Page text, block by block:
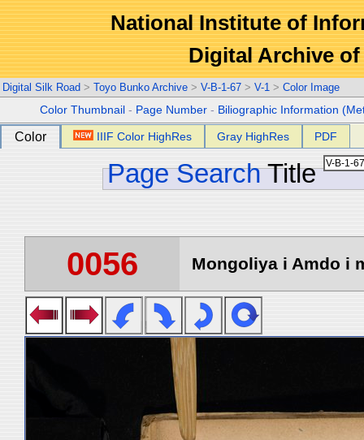
National Institute of
Digital Archive
Digital Silk Road > Toyo Bunko Archive > V-B-1-67 > V-1 > Color Image
Color Thumbnail - Page Number - Biliographic Information
Color IIIF Color HighRes Gray HighRes PDF
Page Search Title
0056 Mongoliya i Amdo i